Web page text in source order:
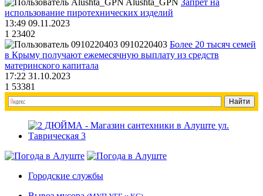
Alushta_GPN Запрет на
использование пиротехнических изделий
13:49 09.11.2023
1 23402
0910220403 Более 20 тысяч семей
в Крыму получают ежемесячную выплату из средств
материнского капитала
17:22 31.10.2023
1 53381
Городские службы